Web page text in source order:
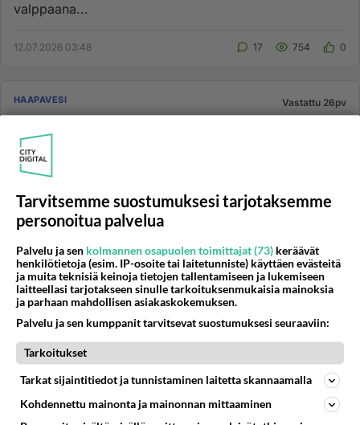
valppaana...
12.07.2026 03:48 17 754 0
HAAPAVESI Vastattu 26pv
Valtava tarve
Haapavedellä on tuoda itseään esille....
Ei hupuloida juu
Julkisella sektorilla henkilöstö on paisunut koko
maassa verovaroin rahoitettujen sivuhankkeiden
myötä. Tällaiset kisai...
Verovaroilla humputtelu
Tarvitsemme suostumuksesi tarjotaksemme
personoitua palvelua
Palvelu ja sen kolmannen osapuolen toimittajat (73) keräävät
henkilötietoja (esim. IP-osoite tai laitetunniste) käyttäen evästeitä
ja muita teknisiä keinoja tietojen tallentamiseen ja lukemiseen
laitteellasi tarjotakseen sinulle tarkoituksenmukaisia mainoksia
ja parhaan mahdollisen asiakaskokemuksen.
Palvelu ja sen kumppanit tarvitsevat suostumuksesi seuraaviin:
Tarkoitukset
Tarkat sijaintitiedot ja tunnistaminen laitetta skannaamalla
Kohdennettu mainonta ja mainonnan mittaaminen